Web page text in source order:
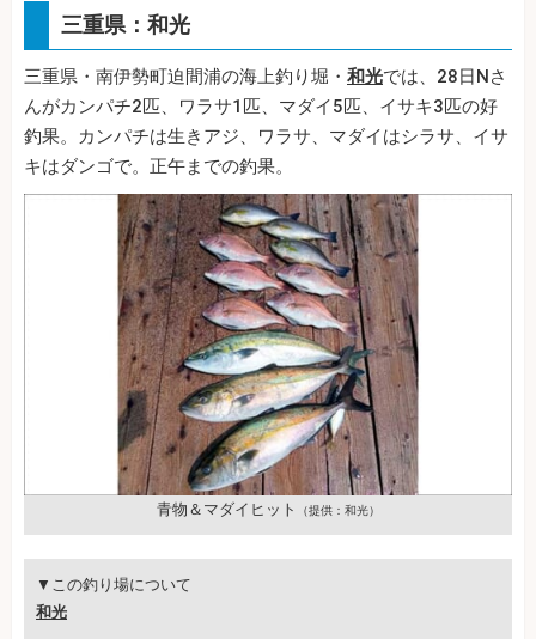
三重県：和光
三重県・南伊勢町迫間浦の海上釣り堀・ 和光では、28日Nさ
んがカンパチ2匹、ワラサ1匹、マダイ5匹、イサキ3匹の好
釣果。カンパチは生きアジ、ワラサ、マダイはシラサ、イサ
キはダンゴで。正午までの釣果。
青物＆マダイヒット （提供：和光）
▼この釣り場について
和光